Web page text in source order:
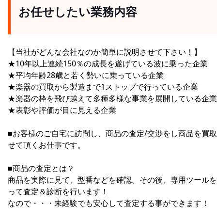
お任せしたい業務内容
【当社がどんな会社なのか簡単に説明させて下さい！】
★10年以上連続150％の成長を遂げている波に乗った企業
★平均年齢28歳と若く勢いに乗っている企業
★楽器の買取から製造まで1ストップで行っている企業
★楽器の枠を飛び越えて多種多様な事業を展開している企業
★表彰や評価が目に見える企業
■お客様のご自宅に訪問し、商品の査定/交渉をし商品を買
せて頂くお仕事です。
■商品の査定とは？
商品を実際に見て、型番などを確認。その後、専用ツール
って査定＆診断を行います！
なので・・・未経験でも安心して査定する事ができます！